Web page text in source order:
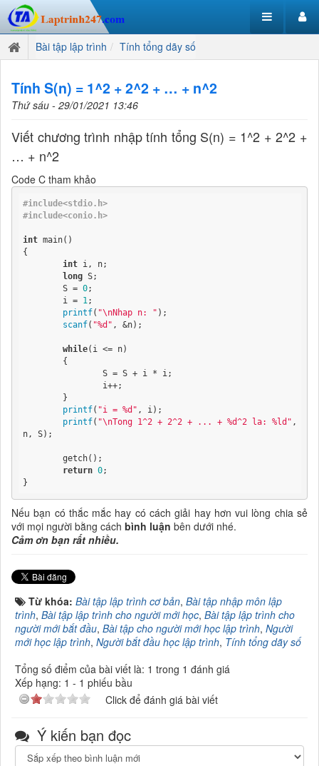
Bài tập lập trình Tính tổng dãy số
Tính S(n) = 1^2 + 2^2 + … + n^2
Thứ sáu - 29/01/2021 13:46
Viết chương trình nhập tính tổng S(n) = 1^2 + 2^2 +
… + n^2
Code C tham khảo
#include<stdio.h>
#include<conio.h>
int main()
{
int i, n;
long S;
	S =
0;
	i =
1 ;
printf( "\nNhap n: " );
scanf( "%d" , &n);
while(i <= n)
printf( "i = %d" , i);
printf( "\nTong 1^2 + 2^2 + ... + %d^2 la: %ld" ,
n, S);
return 0;
}
Nếu bạn có thắc mắc hay có cách giải hay hơn vui lòng chia sẻ
với mọi người bằng cách bình luận bên dưới nhé.
Cảm ơn bạn rất nhiều.
Từ khóa: Bài tập lập trình cơ bản, Bài tập nhập môn lập
trình, Bài tập lập trình cho người mới học, Bài tập lập trình cho
người mới bắt đầu, Bài tập cho người mới học lập trình, Người
mới học lập trình, Người bắt đầu học lập trình, Tính tổng dãy số
Tổng số điểm của bài viết là: 1 trong 1 đánh giá
Xếp hạng: 1 - 1 phiếu bầu
Click để đánh giá bài viết
Ý kiến bạn đọc